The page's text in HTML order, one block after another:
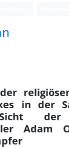
in der
der
Adam